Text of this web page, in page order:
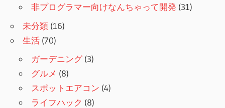
非プログラマー向けなんちゃって開発 (31)
未分類 (16)
生活 (70)
ガーデニング(3)
グルメ (8)
スポットエアコン (4)
ライフハック (8)